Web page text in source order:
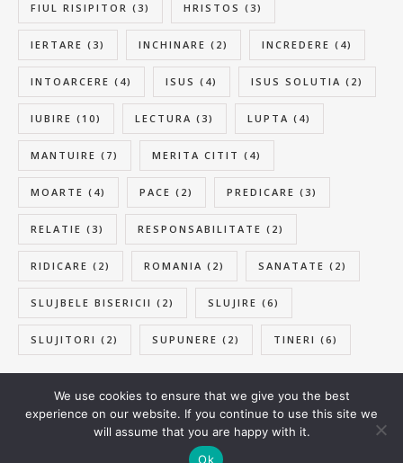
FIUL RISIPITOR (3) HRISTOS (3)
IERTARE (3) INCHINARE (2) INCREDERE (4)
INTOARCERE (4) ISUS (4) ISUS SOLUTIA (2)
IUBIRE (10) LECTURA (3) LUPTA (4)
MANTUIRE (7) MERITA CITIT (4)
MOARTE (4) PACE (2) PREDICARE (3)
RELATIE (3) RESPONSABILITATE (2)
RIDICARE (2) ROMANIA (2) SANATATE (2)
SLUJBELE BISERICII (2) SLUJIRE (6)
SLUJITORI (2) SUPUNERE (2) TINERI (6)
© 2026 samuelvlad.com
Ashe Theme byWP Royal
We use cookies to ensure that we give you the best
experience on our website. If you continue to use this site we
will assume that you are happy with it.
Ok